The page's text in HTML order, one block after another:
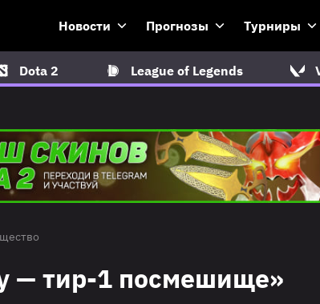
Новости Прогнозы Турниры
Dota 2 League of Legends
— тир-1 посмешище»